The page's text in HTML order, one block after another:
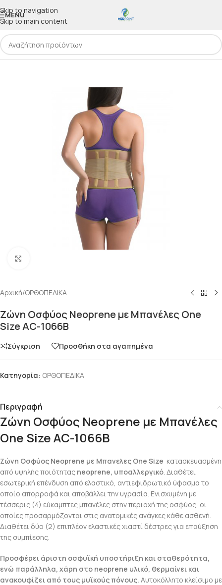
Skip to navigation
Skip to main content
MENU
Αρχική/ΟΡΘΟΠΕΔΙΚΑ
Ζώνη Οσφύος Neoprene με Μπανέλες One
Size AC-1066B
Σύγκριση Προσθήκη στα αγαπημένα
Κατηγορία: ΟΡΘΟΠΕΔΙΚΑ
Περιγραφή
Ζώνη Οσφύος Neoprene με Μπανέλες
One Size AC-1066B
Ζώνη Οσφύος Neoprene με Μπανελες One Size κατασκευασμένη
από υψηλής ποιότητας neoprene, υποαλλεργικό. Διαθέτει
εσωτερική επένδυση από ελαστικό, αντιεφιδρωτικό ύφασμα το
οποίο απορροφά και αποβάλλει την υγρασία. Ενισχυμένη με
τέσσερις (4) εύκαμπτες μπανέλες στην περιοχή της οσφύος, οι
οποίες προσαρμόζονται στις ανατομικές ανάγκες κάθε ασθενή.
Διαθέτει δύο (2) επιπλέον ελαστικές χιαστί δέστρες για επαύξηση
της συμπίεσης.
Προσφέρει άριστη οσφυϊκή υποστήριξη και σταθερότητα,
ενώ παράλληλα, χάρη στο neoprene υλικό, θερμαίνει και
ανακουφίζει από τους μυϊκούς πόνους. Αυτοκόλλητο κλείσιμο με